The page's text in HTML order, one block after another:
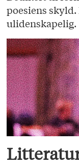
poesiens
ulidenskapelig.